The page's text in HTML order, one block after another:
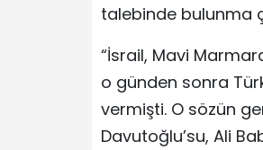
talebinde bulunma
“İsrail, Mavi
o günden sonra
vermişti. O sözün
Davutoğlu’su, Ali